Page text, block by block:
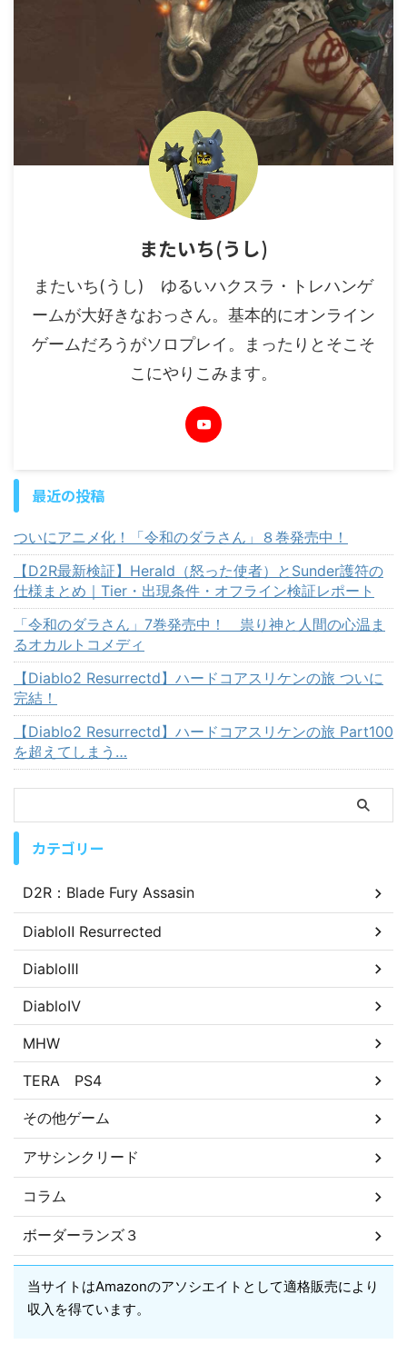
またいち(うし)
またいち(うし) ゆるいハクスラ・トレハンゲ
ームが大好きなおっさん。基本的にオンライン
ゲームだろうがソロプレイ。まったりとそこそ
こにやりこみます。
最近の投稿
ついにアニメ化！「令和のダラさん」８巻発売中！
【D2R最新検証】Herald（怒った使者）とSunder護符の
仕様まとめ｜Tier・出現条件・オフライン検証レポート
「令和のダラさん」7巻発売中！ 祟り神と人間の心温ま
るオカルトコメディ
【Diablo2 Resurrectd】ハードコアスリケンの旅 ついに
完結！
【Diablo2 Resurrectd】ハードコアスリケンの旅 Part100
を超えてしまう…
カテゴリー
D2R：Blade Fury Assasin
DiabloⅡ Resurrected
DiabloⅢ
DiabloⅣ
MHW
TERA PS4
その他ゲーム
アサシンクリード
コラム
ボーダーランズ３
当サイトはAmazonのアソシエイトとして適格販売により
収入を得ています。